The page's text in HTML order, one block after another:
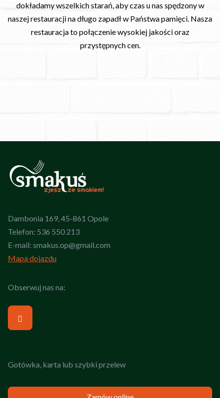
dokładamy wszelkich starań, aby czas u nas spędzony w
naszej restauracji na długo zapadł w Państwa pamięci. Nasza
restauracja to połączenie wysokiej jakości oraz
przystępnych cen.
Dambonia 169, 45-861 Opole
Telefon: 536 550 213
E-mail: smakus.op@gmail.com
Mapa dojazdu
Obserwuj nas na:
Gotówka, karta lub szybki przelew